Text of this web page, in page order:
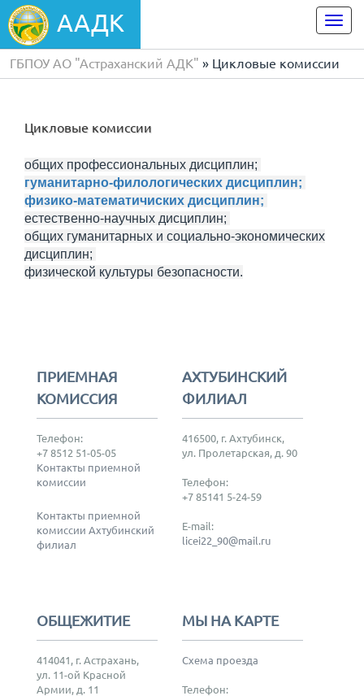
ААДК
ГБПОУ АО "Астраханский АДК" » Цикловые комиссии
Цикловые комиссии
общих профессиональных дисциплин;
гуманитарно-филологических дисциплин;
физико-математичиских дисциплин;
естественно-научных дисциплин;
общих гуманитарных и социально-экономических
дисциплин;
физической культуры безопасности.
ПРИЕМНАЯ
КОМИССИЯ
Телефон:
+7 8512 51-05-05
Контакты приемной
комиссии
Контакты приемной
комиссии Ахтубинский
филиал
АХТУБИНСКИЙ
ФИЛИАЛ
416500, г. Ахтубинск,
ул. Пролетарская, д. 90
Телефон:
+7 85141 5-24-59
E-mail:
licei22_90@mail.ru
ОБЩЕЖИТИЕ
414041, г. Астрахань,
ул. 11-ой Красной
Армии, д. 11
МЫ НА КАРТЕ
Схема проезда
Телефон: